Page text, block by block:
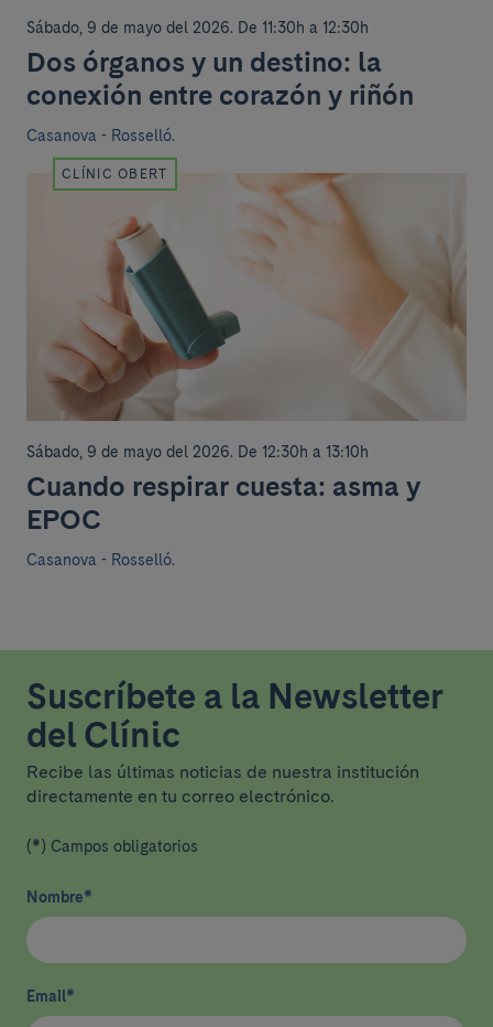
Sábado, 9 de mayo del 2026. De 11:30h a 12:30h
Dos órganos y un destino: la
conexión entre corazón y riñón
Casanova - Rosselló.
CLÍNIC OBERT
Sábado, 9 de mayo del 2026. De 12:30h a 13:10h
Cuando respirar cuesta: asma y
EPOC
Casanova - Rosselló.
Suscríbete a la Newsletter
del Clínic
Recibe las últimas noticias de nuestra institución
directamente en tu correo electrónico.
(*) Campos obligatorios
Nombre*
Email*